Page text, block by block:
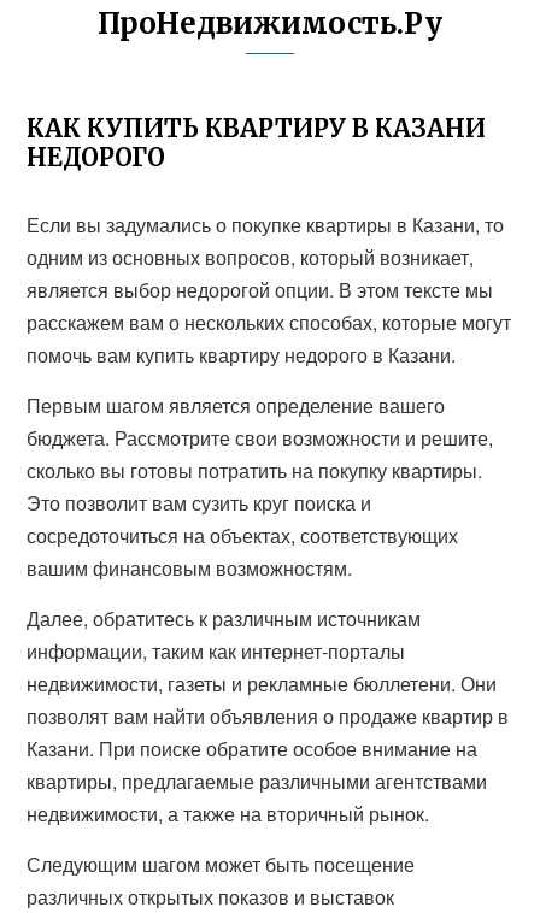
ПроНедвижимость.Ру
КАК КУПИТЬ КВАРТИРУ В КАЗАНИ
НЕДОРОГО
Если вы задумались о покупке квартиры в Казани, то
одним из основных вопросов, который возникает,
является выбор недорогой опции. В этом тексте мы
расскажем вам о нескольких способах, которые могут
помочь вам купить квартиру недорого в Казани.
Первым шагом является определение вашего
бюджета. Рассмотрите свои возможности и решите,
сколько вы готовы потратить на покупку квартиры.
Это позволит вам сузить круг поиска и
сосредоточиться на объектах, соответствующих
вашим финансовым возможностям.
Далее, обратитесь к различным источникам
информации, таким как интернет-порталы
недвижимости, газеты и рекламные бюллетени. Они
позволят вам найти объявления о продаже квартир в
Казани. При поиске обратите особое внимание на
квартиры, предлагаемые различными агентствами
недвижимости, а также на вторичный рынок.
Следующим шагом может быть посещение
различных открытых показов и выставок